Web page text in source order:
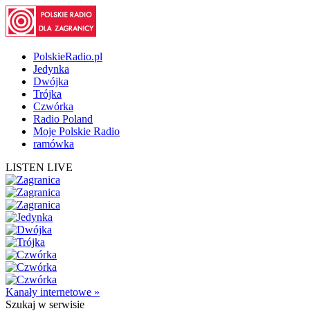
PolskieRadio.pl
Jedynka
Dwójka
Trójka
Czwórka
Radio Poland
Moje Polskie Radio
ramówka
LISTEN LIVE
Kanały internetowe »
Szukaj w serwisie